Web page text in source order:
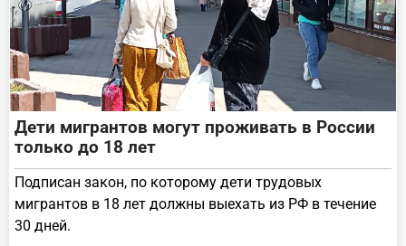
Дети мигрантов могут проживать в России
только до 18 лет
Подписан закон, по которому дети трудовых
мигрантов в 18 лет должны выехать из РФ в течение
30 дней.